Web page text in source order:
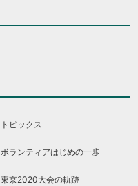
トピックス
ボランティアはじめの一歩
東京2020大会の軌跡